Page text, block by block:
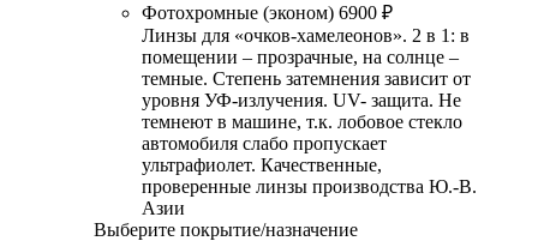
Фотохромные (эконом) 6900 ₽
Линзы для «очков-хамелеонов». 2 в 1: в
помещении – прозрачные, на солнце –
темные. Степень затемнения зависит от
уровня УФ-излучения. UV- защита. Не
темнеют в машине, т.к. лобовое стекло
автомобиля слабо пропускает
ультрафиолет. Качественные,
проверенные линзы производства Ю.-В.
Азии
Выберите покрытие/назначение